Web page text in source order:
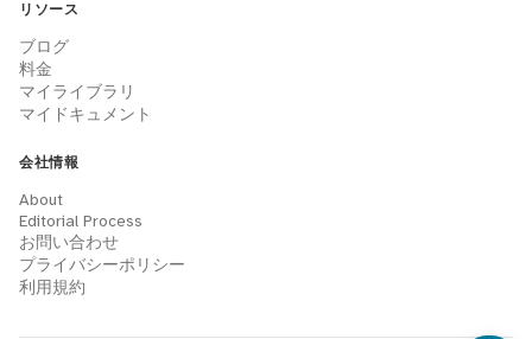
リソース
ブログ
料金
マイライブラリ
マイドキュメント
会社情報
About
Editorial Process
お問い合わせ
プライバシーポリシー
利用規約